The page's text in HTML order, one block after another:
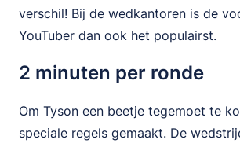
verschil! Bij de wedkantoren is de
YouTuber dan ook het populairst.
2 minuten per ronde
Om Tyson een beetje tegemoet te
speciale regels gemaakt. De